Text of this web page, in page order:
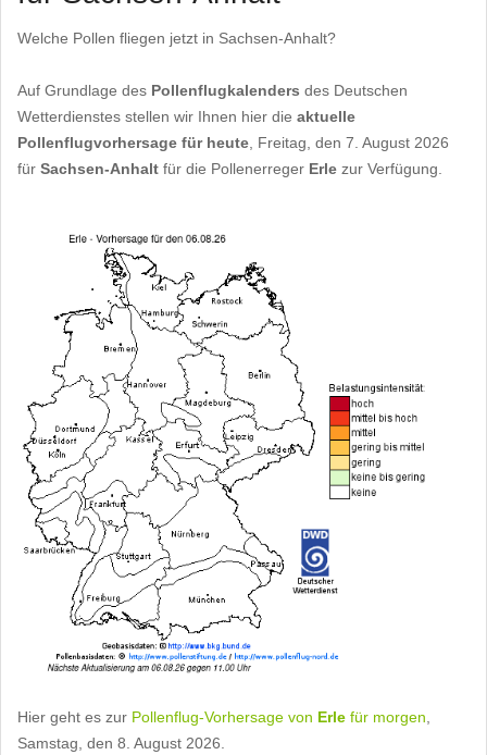
Welche Pollen fliegen jetzt in Sachsen-Anhalt?
Auf Grundlage des Pollenflugkalenders des Deutschen
Wetterdienstes stellen wir Ihnen hier die aktuelle
Pollenflugvorhersage für heute , Freitag, den 7. August 2026
für Sachsen-Anhalt für die Pollenerreger Erle zur Verfügung.
Hier geht es zur Pollenflug-Vorhersage von Erle für morgen
Samstag, den 8. August 2026.